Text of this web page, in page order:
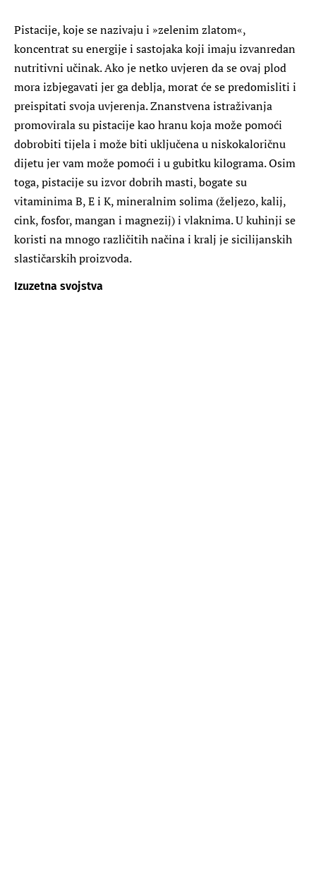
Pistacije, koje se nazivaju i »zelenim zlatom«,
koncentrat su energije i sastojaka koji imaju izvanredan
nutritivni učinak. Ako je netko uvjeren da se ovaj plod
mora izbjegavati jer ga deblja, morat će se predomisliti i
preispitati svoja uvjerenja. Znanstvena istraživanja
promovirala su pistacije kao hranu koja može pomoći
dobrobiti tijela i može biti uključena u niskokaloričnu
dijetu jer vam može pomoći i u gubitku kilograma. Osim
toga, pistacije su izvor dobrih masti, bogate su
vitaminima B, E i K, mineralnim solima (željezo, kalij,
cink, fosfor, mangan i magnezij) i vlaknima. U kuhinji se
koristi na mnogo različitih načina i kralj je sicilijanskih
slastičarskih proizvoda.
Izuzetna svojstva